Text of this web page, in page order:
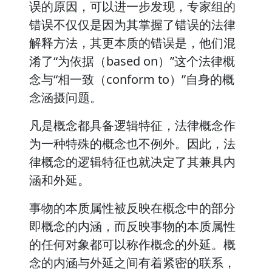
误的原因，可以进一步发现，专家组的
错误不仅仅是因为其掌握了错误的法律
解释方法，其更本质的错误是，他们混
淆了“为依据（based on）”这个法律概
念与“相一致（conform to）”自身的概
念涵摄问题。
凡是概念都具备逻辑特征，法律概念作
为一种特殊的概念也不例外。因此，法
律概念的逻辑特征也就决定了其兼具内
涵和外延。
事物的本质属性被反映在概念中的部分
即概念的内涵，而反映事物的本质属性
的任何对象都可以称作概念的外延。概
念的内涵与外延之间有着紧密的联系，